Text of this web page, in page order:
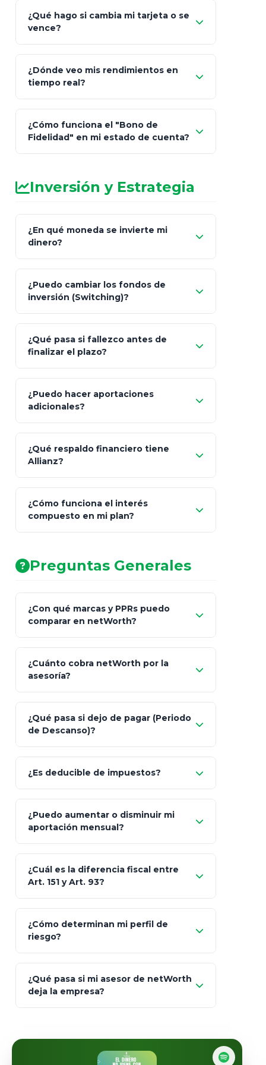
¿Qué hago si cambia mi tarjeta o se
vence?
"Link
de Cobro Seguro"
¿Dónde veo mis rendimientos en
tiempo real?
¿Cómo funciona el "Bono de
Fidelidad" en mi estado de cuenta?
Inversión y Estrategia
¿En qué moneda se invierte mi
dinero?
inflación), Dólares o Euros
¿Puedo cambiar los fondos de
inversión (Switching)?
"Switching" (cambio de fondos)
¿Qué pasa si fallezco antes de
finalizar el plazo?
100% a tus
beneficiarios designados
¿Puedo hacer aportaciones
adicionales?
¿Qué respaldo financiero tiene
Allianz?
AA (Muy Fuerte)
¿Cómo funciona el interés
compuesto en mi plan?
Preguntas Generales
¿Con qué marcas y PPRs puedo
comparar en netWorth?
GNP (Proyecta)
Seguros Monterrey
Skandia (Crea)
MetLife (MetaLife)
Prudential
Fintual
¿Cuánto cobra netWorth por la
asesoría?
¿Qué pasa si dejo de pagar (Periodo
de Descanso)?
¿Es deducible de impuestos?
¿Puedo aumentar o disminuir mi
aportación mensual?
¿Cuál es la diferencia fiscal entre
Art. 151 y Art. 93?
Art.
93
totalmente
libres de impuestos
¿Cómo determinan mi perfil de
riesgo?
¿Qué pasa si mi asesor de netWorth
deja la empresa?